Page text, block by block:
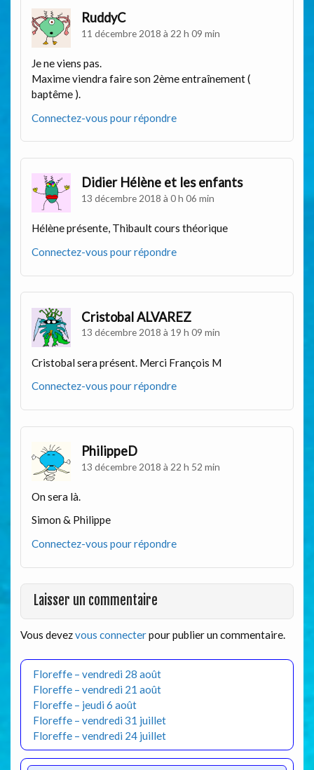
RuddyC
11 décembre 2018 à 22 h 09 min
Je ne viens pas.
Maxime viendra faire son 2ème entraînement (
baptême ).
Connectez-vous pour répondre
Didier Hélène et les enfants
13 décembre 2018 à 0 h 06 min
Hélène présente, Thibault cours théorique
Connectez-vous pour répondre
Cristobal ALVAREZ
13 décembre 2018 à 19 h 09 min
Cristobal sera présent. Merci François M
Connectez-vous pour répondre
PhilippeD
13 décembre 2018 à 22 h 52 min
On sera là.
Simon & Philippe
Connectez-vous pour répondre
Laisser un commentaire
Vous devezvous connecterpour publier un commentaire.
Floreffe – vendredi 28 août
Floreffe – vendredi 21 août
Floreffe – jeudi 6 août
Floreffe – vendredi 31 juillet
Floreffe – vendredi 24 juillet